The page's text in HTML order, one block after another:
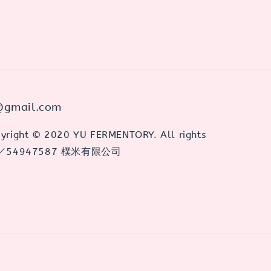
© 2020 YU FERMENTORY. All rights
54947587 樸米有限公司